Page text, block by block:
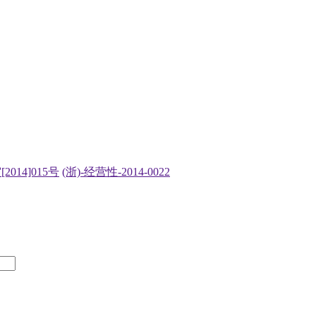
号 (浙)-经营性-2014-0022